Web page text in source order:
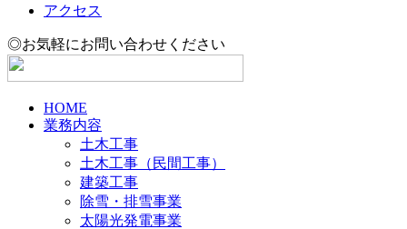
アクセス
◎お気軽にお問い合わせください
HOME
業務内容
土木工事
土木工事（民間工事）
建築工事
除雪・排雪事業
太陽光発電事業